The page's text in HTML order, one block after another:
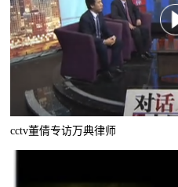
cctv董倩专访万典律师